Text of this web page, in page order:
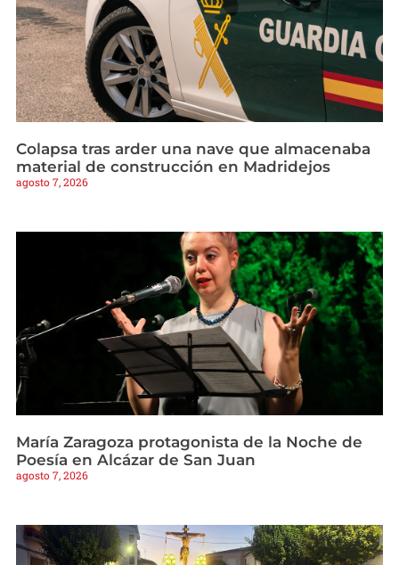
Colapsa tras arder una nave que almacenaba
material de construcción en Madridejos
agosto 7, 2026
María Zaragoza protagonista de la Noche de
Poesía en Alcázar de San Juan
agosto 7, 2026